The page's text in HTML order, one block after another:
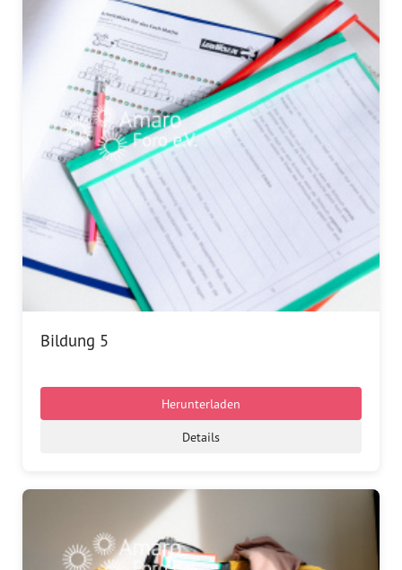
Bildung 5
Herunterladen
Details